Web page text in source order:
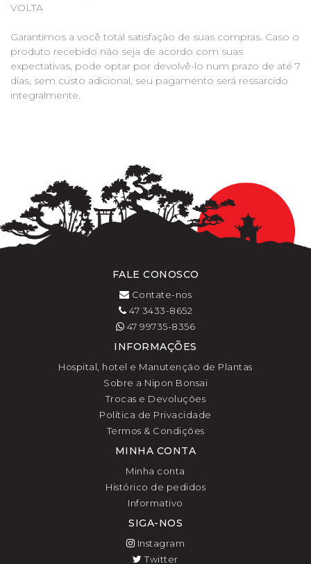
VOLTA
Garantimos a você total satisfação de suas compras. Caso o
produto recebido não seja de acordo com suas
expectativas, pode optar por devolvê-lo num prazo de até 7
dias, sem custo adicional, seu pagamento será ressarcido
integralmente.
FALE CONOSCO
Contate-nos
47 3433-8652
47 99735-8356
INFORMAÇÕES
Hospital, hotel e Manutenção de Plantas
Sobre a Nipon Bonsai
Trocas e Devoluções
Política de Privacidade
Termos & Condições
MINHA CONTA
Minha conta
Histórico de pedidos
Informativo
SIGA-NOS
Instagram
Twitter